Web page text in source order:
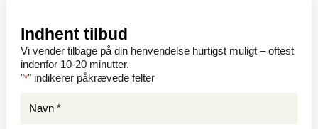
Indhent tilbud
Vi vender tilbage på din henvendelse hurtigst muligt – oftest
indenfor 10-20 minutter.
"*" indikerer påkrævede felter